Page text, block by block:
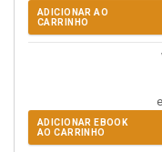
ADICIONAR AO
CARRINHO
ADICIONAR EBOOK
AO CARRINHO